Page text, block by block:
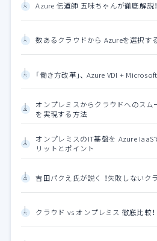
Azure 伝道師 五味ちゃんが徹底解説
数あるクラウドから Azureを選択す
「働き方改革」、 Azure VDI +
オンプレミスからクラウドへのスム
を実現する方法
オンプレミスのIT基盤を Azure IaaS
リットとポイント
吉田パクえ氏が説く ！失敗しないク
クラウド vs オンプレミス 徹底比較！